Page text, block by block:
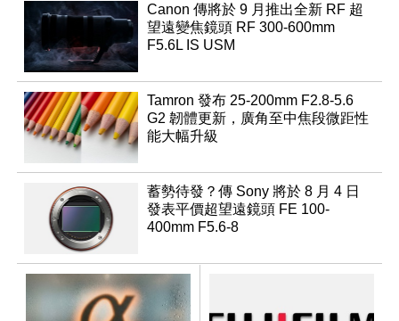
Canon 傳將於 9 月推出全新 RF 超
望遠變焦鏡頭 RF 300-600mm
F5.6L IS USM
Tamron 發布 25-200mm F2.8-5.6
G2 韌體更新，廣角至中焦段微距性
能大幅升級
蓄勢待發？傳 Sony 將於 8 月 4 日
發表平價超望遠鏡頭 FE 100-
400mm F5.6-8